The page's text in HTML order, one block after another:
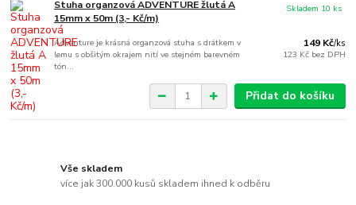
Stuha organzová ADVENTURE žlutá A
15mm x 50m (3,- Kč/m)
Adventure je krásná organzová stuha s drátkem v
lemu s obšitým okrajem nití ve stejném barevném
tón...
149 Kč/ks
123 Kč bez DPH
Skladem 10 ks
Přidat do košíku
Vše skladem
více jak 300.000 kusů skladem ihned k odběru